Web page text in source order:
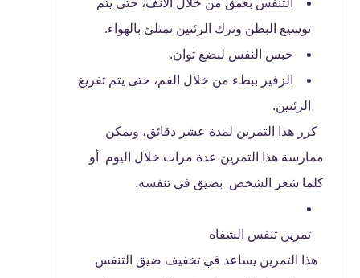
التنفس بعمق من خلال الأنف، حتى يتم
توسيع البطن وترك الرئتين تمتلئ بالهواء.
حبس النفس لبضع ثوان.
الزفير ببطء من خلال الفم، حتى يتم تفريغ
الرئتين.
كرر هذا التمرين لمدة عشر دقائق، ويمكن
ممارسة هذا التمرين عدة مرات خلال اليوم أو
كلما شعر الشخص بضيق في تنفسه.
تمرين تنفس الشفاه
هذا التمرين يساعد في تخفيف ضيق التنفس